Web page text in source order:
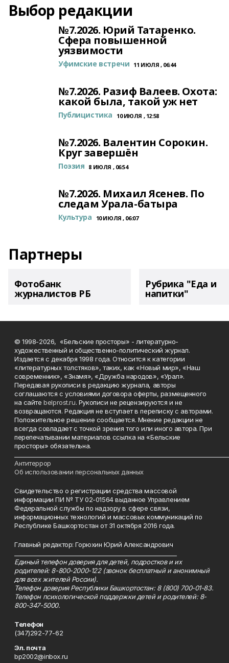
Выбор редакции
№7.2026. Юрий Татаренко.
Сфера повышенной
уязвимости
Уфимские встречи 11 ИЮЛЯ , 06:44
№7.2026. Разиф Валеев. Охота:
какой была, такой уж нет
Публицистика 10 ИЮЛЯ , 12:58
№7.2026. Валентин Сорокин.
Круг завершён
Поэзия 8 ИЮЛЯ , 06:54
№7.2026. Михаил Ясенев. По
следам Урала-батыра
Культура 10 ИЮЛЯ , 06:07
Партнеры
Фотобанк
журналистов РБ
Рубрика "Еда и
напитки"
© 1998-2026, «Бельские просторы» - литературно-
художественный и общественно-политический журнал.
Издается с декабря 1998 года. Относится к категории
«литературных толстяков», таких, как «Новый мир», «Наш
современник», «Знамя», «Дружба народов», «Урал».
Передавая рукописи в редакцию журнала, авторы
соглашаются с условиями договора оферты, размещенного
на сайтеbelprost.ru. Рукописи не рецензируются и не
возвращаются. Редакция не вступает в переписку с авторами.
Положительное решение сообщается. Мнение редакции не
всегда совпадает с точкой зрения того или иного автора. При
перепечатывании материалов ссылка на «Бельские
просторы» обязательна.
Антитеррор
Об использовании персональных данных
Свидетельство о регистрации средства массовой
информации ПИ № ТУ 02-01564 выданное Управлением
Федеральной службы по надзору в сфере связи,
информационных технологий и массовых коммуникаций по
Республике Башкортостан от 31 октября 2016 года.
Главный редактор: Горюхин Юрий Александрович
Единый телефон доверия для детей, подростков и их
родителей: 8-800-2000-122 (звонок бесплатный и анонимный
для всех жителей России).
Телефон доверия Республики Башкортостан: 8 (800) 700-01-83.
Телефон психологической поддержки детей и родителей: 8-
800-347-5000.
Телефон
(347)292-77-62
Эл. почта
bp2002@inbox.ru